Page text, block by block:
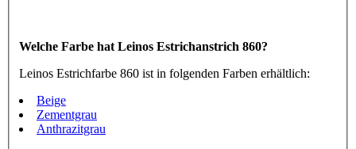
Welche Farbe hat Leinos Estrichanstrich 860?
Leinos Estrichfarbe 860 ist in folgenden Farben erhältlich:
Beige
Zementgrau
Anthrazitgrau